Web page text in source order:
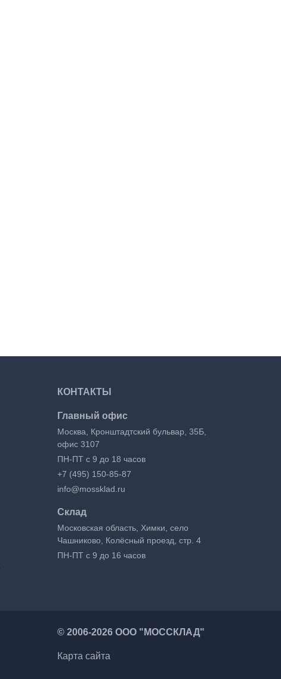
КОНТАКТЫ
Главный офис
Москва, Кронштадтский бульвар, 35Б,
офис 3107
ПН-ПТ с 9 до 18 часов
+7 (495) 150-85-87
info@mossklad.ru
Склад
Московская область, Химки, село
Чашниково, Колёсный проезд, стр. 4
ПН-ПТ с 9 до 16 часов
© 2006-2026 ООО "МОССКЛАД"
Карта сайта